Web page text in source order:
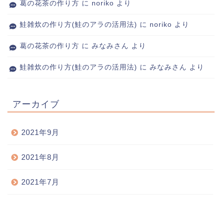
葛の花茶の作り方 に noriko より
鮭雑炊の作り方(鮭のアラの活用法) に noriko より
葛の花茶の作り方 に みなみさん より
鮭雑炊の作り方(鮭のアラの活用法) に みなみさん より
アーカイブ
2021年9月
2021年8月
2021年7月